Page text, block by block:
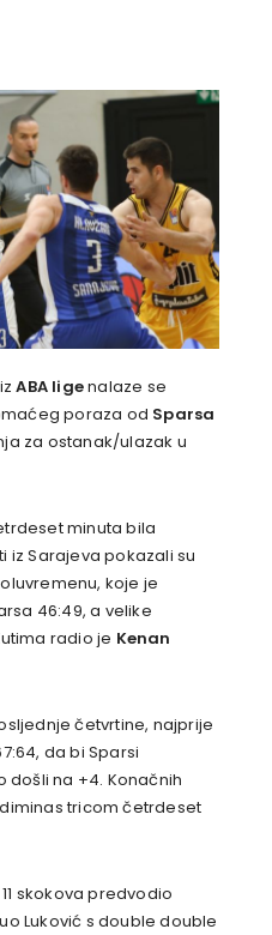
ABA ligenalaze se
poraza od Sparsa
za ostanak/ulazak u
minuta bila
iz Sarajeva pokazali su
koje je
46:49, a velike
radio je Kenan
četvrtine, najprije
da bi Sparsi
došli na +4. Konačnih
tricom četrdeset
skokova predvodio
Luković s double double